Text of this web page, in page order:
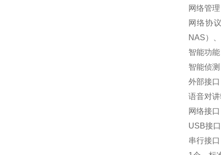
网络管
网络协
NAS）
智能功
智能侦
外部接
语音对
网络接
USB接
串行接